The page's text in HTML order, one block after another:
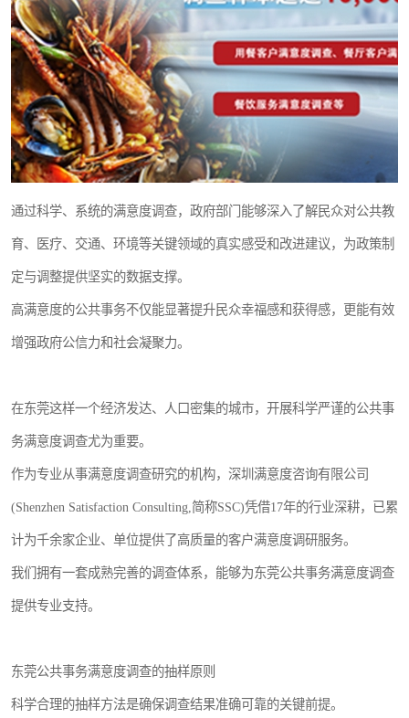
通过科学、系统的满意度调查，政府部门能够深入了解民众对公共教
育、医疗、交通、环境等关键领域的真实感受和改进建议，为政策制
定与调整提供坚实的数据支撑。
高满意度的公共事务不仅能显著提升民众幸福感和获得感，更能有效
增强政府公信力和社会凝聚力。
在东莞这样一个经济发达、人口密集的城市，开展科学严谨的公共事
务满意度调查尤为重要。
作为专业从事满意度调查研究的机构，深圳满意度咨询有限公司
(Shenzhen Satisfaction Consulting,简称SSC)凭借17年的行业深耕，已累
计为千余家企业、单位提供了高质量的客户满意度调研服务。
我们拥有一套成熟完善的调查体系，能够为东莞公共事务满意度调查
提供专业支持。
东莞公共事务满意度调查的抽样原则
科学合理的抽样方法是确保调查结果准确可靠的关键前提。